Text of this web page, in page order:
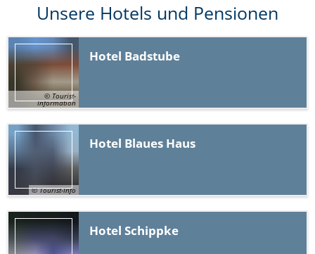
Hotels
und
Pensionen
Unsere Hotels und Pensionen
© Tourist-
Information
Hotel Badstube
© Tourist-Info
Hotel Blaues Haus
Hotel Schippke